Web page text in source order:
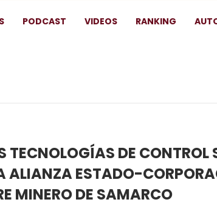
PODCAST VIDEOS RANKING
TECNOLOGÍAS DE CONTROL
ALIANZA ESTADO-
MINERO DE SAMARCO